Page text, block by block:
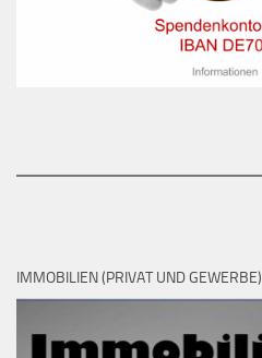
IMMOBILIEN (PRIVAT UND GEWERBE)